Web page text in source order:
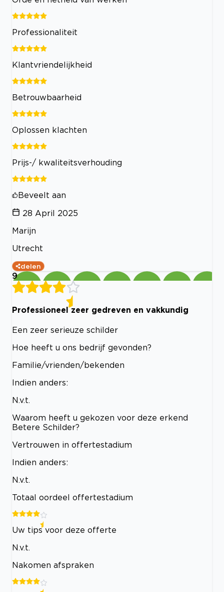
Professionaliteit
Klantvriendelijkheid
Betrouwbaarheid
Oplossen klachten
Prijs-/ kwaliteitsverhouding
Beveelt aan
28 April 2025
Marijn
Utrecht
delen
9
Professioneel zeer gedreven en vakkundig
Een zeer serieuze schilder
Hoe heeft u ons bedrijf gevonden?
Familie/vrienden/bekenden
Indien anders:
N.v.t.
Waarom heeft u gekozen voor deze erkend
Betere Schilder?
Vertrouwen in offertestadium
Indien anders:
N.v.t.
Totaal oordeel offertestadium
Uw tips voor deze offerte
N.v.t.
Nakomen afspraken